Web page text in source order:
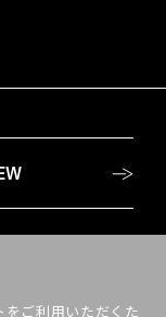
ご利用いただくた